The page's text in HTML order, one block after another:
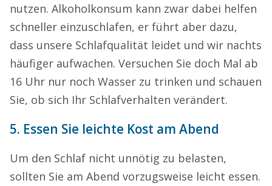
nutzen. Alkoholkonsum kann zwar dabei helfen
schneller einzuschlafen, er führt aber dazu,
dass unsere Schlafqualität leidet und wir nachts
häufiger aufwachen. Versuchen Sie doch Mal ab
16 Uhr nur noch Wasser zu trinken und schauen
Sie, ob sich Ihr Schlafverhalten verändert.
5. Essen Sie leichte Kost am Abend
Um den Schlaf nicht unnötig zu belasten,
sollten Sie am Abend vorzugsweise leicht essen.